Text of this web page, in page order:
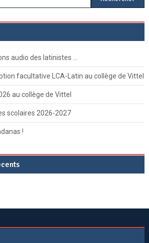
audio des latinistes …
facultative LCA-Latin au collège de Vittel
au collège de Vittel
scolaires 2026-2027
!